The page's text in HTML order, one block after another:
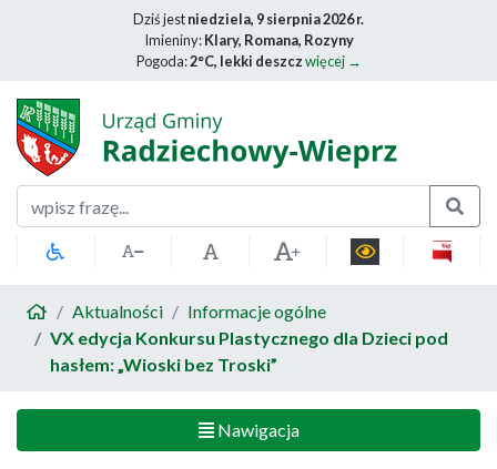
Dziś jestniedziela, 9 sierpnia 2026 r.
Imieniny:Klary, Romana, Rozyny
Pogoda:2°C, lekki deszczwięcej →
Szukaj
Aktualności
Informacje ogólne
VX edycja Konkursu Plastycznego dla Dzieci pod
hasłem: „Wioski bez Troski”
Nawigacja